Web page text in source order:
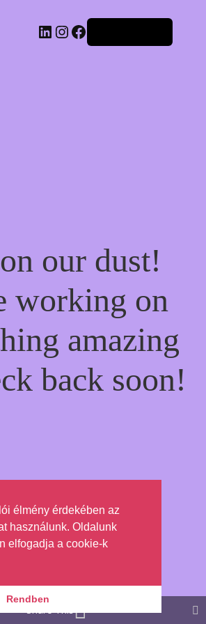
LinkedIn
Instagram
Facebook
our dust!
working on
amazing
back soon!
Share This
élmény érdekében az
használunk. Oldalunk
elfogadja a cookie-k
Rendben